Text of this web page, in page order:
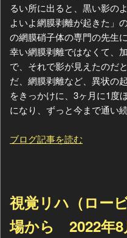
るい所に出ると、黒い影の
よいよ網膜剥離が起きた」
の網膜硝子体の専門の先生
幸い網膜剥離ではなくて、
で、それで影が見えたのだ
だ、網膜剥離など、異状の
をきっかけに、3ヶ月に1度
になり、ずっと今まで通い
ブログ記事を読む
視覚リハ（ロー
場から 2022年